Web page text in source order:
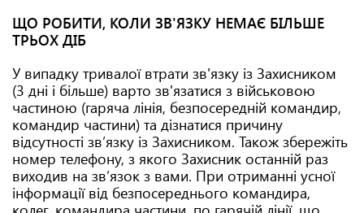
ЩО РОБИТИ, КОЛИ ЗВ'ЯЗКУ НЕМАЄ БІЛЬШЕ
ТРЬОХ ДІБ
У випадку тривалої втрати зв'язку із Захисником
(3 дні і більше) варто зв'язатися з військовою
частиною (гаряча лінія, безпосередній командир,
командир частини) та дізнатися причину
відсутності зв’язку із Захисником. Також збережіть
номер телефону, з якого Захисник останній раз
виходив на зв’язок з вами. При отриманні усної
інформації від безпосереднього командира,